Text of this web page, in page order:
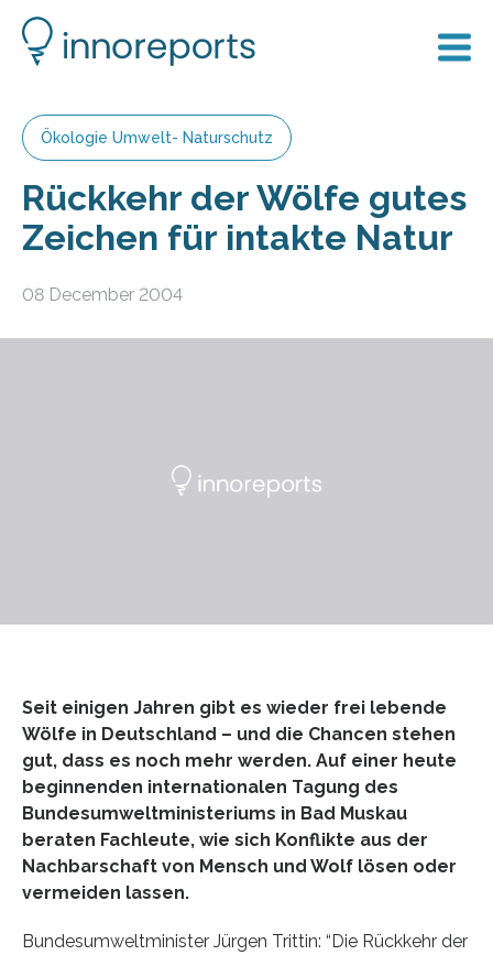
Ökologie Umwelt- Naturschutz
Rückkehr der Wölfe gutes
Zeichen für intakte Natur
08 December 2004
Seit einigen Jahren gibt es wieder frei lebende
Wölfe in Deutschland – und die Chancen stehen
gut, dass es noch mehr werden. Auf einer heute
beginnenden internationalen Tagung des
Bundesumweltministeriums in Bad Muskau
beraten Fachleute, wie sich Konflikte aus der
Nachbarschaft von Mensch und Wolf lösen oder
vermeiden lassen.
Bundesumweltminister Jürgen Trittin: “Die Rückkehr der